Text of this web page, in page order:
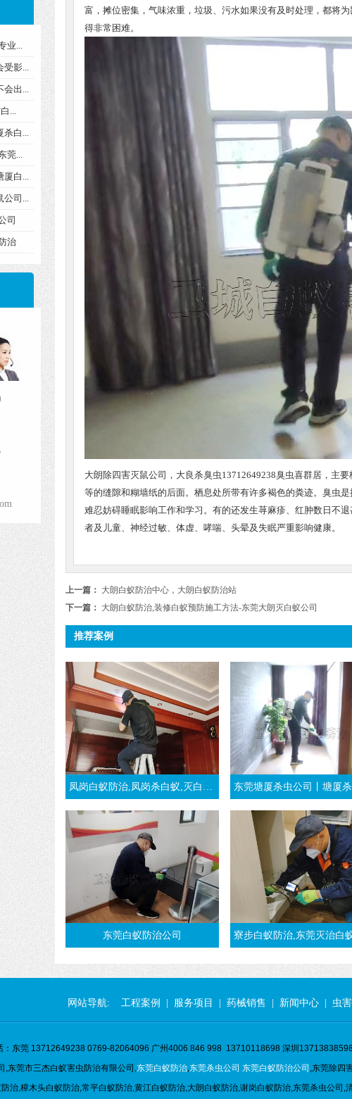
业...
受影...
会出...
...
杀白...
莞...
厦白...
公司...
司
治
富，摊位密集，气味浓重，垃圾、污水如果没有及时处理，都将
得非常困难。
大朗除四害灭鼠公司，大良杀臭虫13712649238臭虫喜群居，主
等的缝隙和糊墙纸的后面。栖息处所带有许多褐色的粪迹。臭虫
难忍妨碍睡眠影响工作和学习。有的还发生荨麻疹、红肿数日不
者及儿童、神经过敏、体虚、哮喘、头晕及失眠严重影响健康。
上一篇： 大朗白蚁防治中心，大朗白蚁防治站
下一篇： 大朗白蚁防治,装修白蚁预防施工方法-东莞大朗灭白蚁公司
推荐案例
凤岗白蚁防治,凤岗杀白蚁,灭白蚁,治白蚁,凤岗白蚁预防-东莞凤岗白蚁公司 东莞塘厦杀虫公司丨塘厦杀宿舍臭虫丨仓库除
东莞白蚁防治公司 寮步白蚁防治,东莞灭治白蚁,寮步白蚁预防-东莞万江消杀
网站导航: 工程案例 服务项目 药械销售 新闻中心 虫
：东莞 13712649238 0769-82064096 广州4006 846 998 13710118698 深圳
,东莞市三杰白蚁害虫防治有限公司,东莞白蚁防治,东莞杀虫公司 东莞白蚁防治公司 ,东莞除四
治,樟木头白蚁防治,常平白蚁防治,黄江白蚁防治,大朗白蚁防治,谢岗白蚁防治,东莞杀虫公司,